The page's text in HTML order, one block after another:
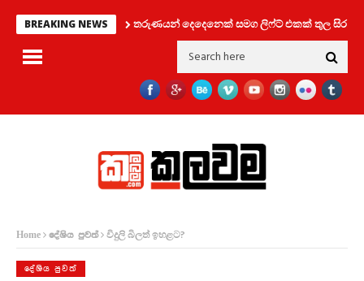
BREAKING NEWS තරුණයන් දෙදෙනෙක් සමග ලිෆ්ට් එකක් තුල සිර වූ කත
Home දේශිය පුවත් විදුලි බිලත් ඉහළට?
දේශිය පුවත්